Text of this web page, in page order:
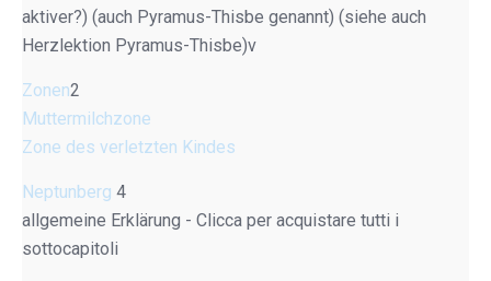
aktiver?) (auch Pyramus-Thisbe genannt) (siehe auch
Herzlektion Pyramus-Thisbe)v
Zonen2
Muttermilchzone
Zone des verletzten Kindes
Neptunberg 4
allgemeine Erklärung - Clicca per acquistare tutti i
sottocapitoli